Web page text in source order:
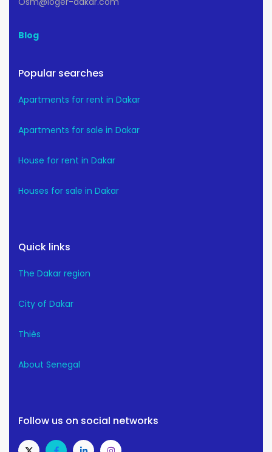
Blog
Popular searches
Apartments for rent in Dakar
Apartments for sale in Dakar
House for rent in Dakar
Houses for sale in Dakar
Quick links
The Dakar region
City of Dakar
Thiès
About Senegal
Follow us on social networks